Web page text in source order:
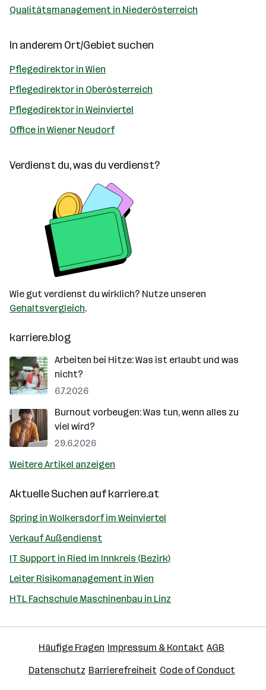
Qualitätsmanagement in Niederösterreich
In anderem Ort/Gebiet suchen
Pflegedirektor in Wien
Pflegedirektor in Oberösterreich
Pflegedirektor in Weinviertel
Office in Wiener Neudorf
Verdienst du, was du verdienst?
Wie gut verdienst du wirklich? Nutze unseren
Gehaltsvergleich.
karriere.blog
Arbeiten bei Hitze: Was ist erlaubt und was
nicht?
6.7.2026
Burnout vorbeugen: Was tun, wenn alles zu
viel wird?
29.6.2026
Weitere Artikel anzeigen
Aktuelle Suchen aufkarriere.at
Spring in Wolkersdorf im Weinviertel
Verkauf Außendienst
IT Support in Ried im Innkreis (Bezirk)
Leiter Risikomanagement in Wien
HTL Fachschule Maschinenbau in Linz
Häufige Fragen Impressum & Kontakt AGB
Datenschutz Barrierefreiheit Code of Conduct